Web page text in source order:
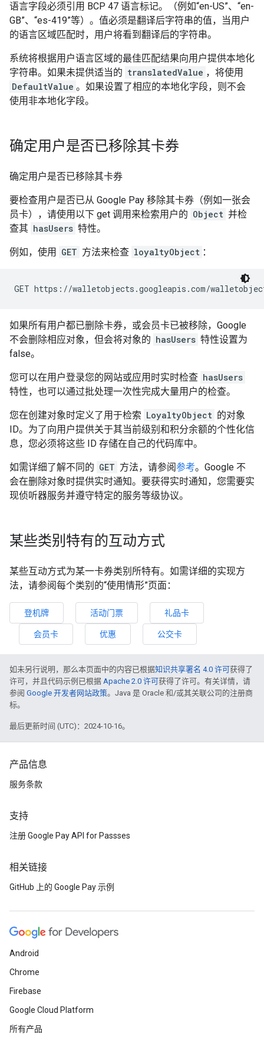
语言字段必须引用 BCP 47 语言标记。（例如“en-US”、“en-
GB”、“es-419”等）。值必须是翻译后字符串的值，当用户
的语言区域匹配时，用户将看到翻译后的字符串。
系统将根据用户语言区域的最佳匹配结果向用户提供本地化
字符串。如果未提供适当的 translatedValue ，将使用
DefaultValue 。如果设置了相应的本地化字段，则不会
使用非本地化字段。
确定用户是否已移除其卡券
确定用户是否已移除其卡券
要检查用户是否已从 Google Pay 移除其卡券（例如一张会
员卡），请使用以下 get 调用来检索用户的 Object 并检
查其 hasUsers 特性。
例如，使用 GET 方法来检查 loyaltyObject ：
GET https://walletobjects.googleapis.com/
如果所有用户都已删除卡券，或会员卡已被移除，Google
不会删除相应对象，但会将对象的 hasUsers 特性设置为
false。
您可以在用户登录您的网站或应用时实时检查 hasUsers
特性，也可以通过批处理一次性完成大量用户的检查。
您在创建对象时定义了用于检索 LoyaltyObject 的对象
ID。为了向用户提供关于其当前级别和积分余额的个性化信
息，您必须将这些 ID 存储在自己的代码库中。
如需详细了解不同的 GET 方法，请参阅参考。Google 不
会在删除对象时提供实时通知。要获得实时通知，您需要实
现侦听器服务并遵守特定的服务等级协议。
某些类别特有的互动方式
某些互动方式为某一卡券类别所特有。如需详细的实现方
法，请参阅每个类别的“使用情形”页面：
登机牌 活动门票
礼品卡
会员卡
优惠 公交卡
如未另行说明，那么本页面中的内容已根据知识共享署名 4.0 许可获得了
许可，并且代码示例已根据 Apache 2.0 许可获得了许可。有关详情，请
参阅 Google 开发者网站政策。Java 是 Oracle 和/或其关联公司的注册商
标。
最后更新时间 (UTC)：2024-10-16。
产品信息
服务条款
支持
注册 Google Pay API for Passses
相关链接
GitHub 上的 Google Pay 示例
Android
Chrome
Firebase
Google Cloud Platform
所有产品